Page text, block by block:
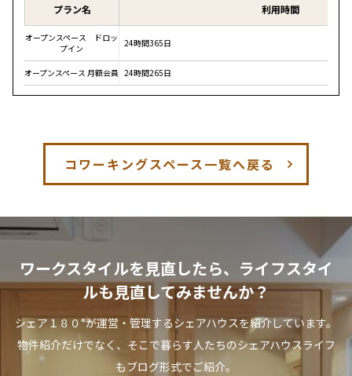
プラン名 利用時間
オープンスペース ドロッ
プイン
24時間365日
オープンスペース 月額会員 24時間265日
コワーキングスペース一覧へ戻る
ワークスタイルを見直したら、ライフスタイ
ルも見直してみませんか？
シェア１８０°が運営・管理するシェアハウスを紹介しています。
物件紹介だけでなく、そこで暮らす人たちのシェアハウスライフ
もブログ形式でご紹介。